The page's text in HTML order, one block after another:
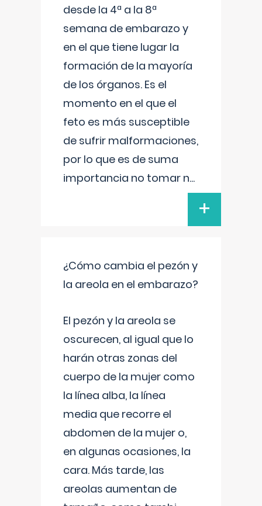
desde la 4ª a la 8ª
semana de embarazo y
en el que tiene lugar la
formación de la mayoría
de los órganos. Es el
momento en el que el
feto es más susceptible
de sufrir malformaciones,
por lo que es de suma
importancia no tomar n...
+
¿Cómo cambia el pezón y
la areola en el embarazo?
El pezón y la areola se
oscurecen, al igual que lo
harán otras zonas del
cuerpo de la mujer como
la línea alba, la línea
media que recorre el
abdomen de la mujer o,
en algunas ocasiones, la
cara. Más tarde, las
areolas aumentan de